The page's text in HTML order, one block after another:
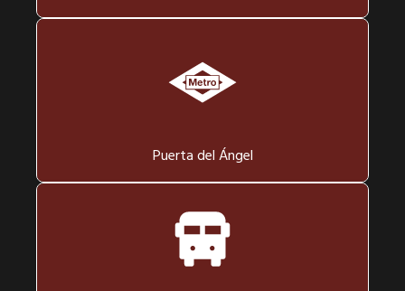
Puerta del Ángel